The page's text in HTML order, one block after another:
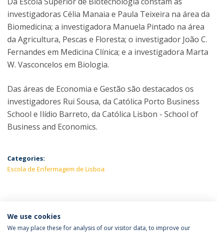
investigadoras Célia Manaia e Paula Teixeira na área da
Biomedicina; a investigadora Manuela Pintado na área
da Agricultura, Pescas e Floresta; o investigador João C.
Fernandes em Medicina Clínica; e a investigadora Marta
W. Vasconcelos em Biologia.
Das áreas de Economia e Gestão são destacados os
investigadores Rui Sousa, da Católica Porto Business
School e Ilídio Barreto, da Católica Lisbon - School of
Business and Economics.
Categories:
Escola de Enfermagem de Lisboa
LATEST NEWS
We use cookies
We may place these for analysis of our visitor data, to improve our